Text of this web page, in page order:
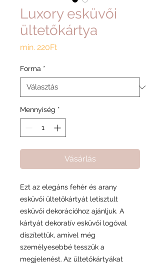
Luxory esküvői
ültetőkártya
min. 220FtAkciós
Forma *
Mennyiség *
Vásárlás
Ezt az elegáns fehér és arany
esküvői ültetőkártyát letisztult
esküvői dekorációhoz ajánljuk. A
kártyát dekoratív esküvői logóval
díszítettük, amivel még
személyesebbé tesszük a
megjelenést. Az ültetőkártyákat